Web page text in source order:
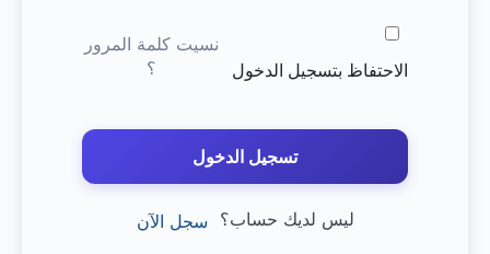
الاحتفاظ بتسجيل الدخول
نسيت كلمة المرور
؟
تسجيل الدخول
ليس لديك حساب؟ سجل الآن